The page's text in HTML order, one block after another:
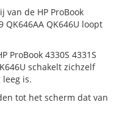
van de HP ProBook
QK646AA QK646U loopt
ProBook 4330S 4331S
schakelt zichzelf
is.
tot het scherm dat van